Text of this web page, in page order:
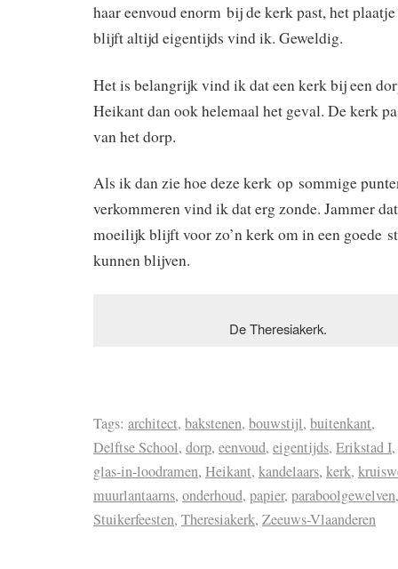
haar eenvoud enorm bij de kerk past, het
blijft altijd eigentijds vind ik. Geweldig.
Het is belangrijk vind ik dat een kerk bij een
Heikant dan ook helemaal het geval. De kerk
van het dorp.
Als ik dan zie hoe deze kerk op sommige
verkommeren vind ik dat erg zonde. Jammer
moeilijk blijft voor zo’n kerk om in een goede
kunnen blijven.
De Theresiakerk.
Tags: architect, bakstenen, bouwstijl, buitenkant,
Delftse School, dorp, eenvoud, eigentijds, Erikstad I,
glas-in-loodramen, Heikant, kandelaars, kerk,
muurlantaarns, onderhoud, papier, paraboolgewelven
Stuikerfeesten, Theresiakerk, Zeeuws-Vlaanderen